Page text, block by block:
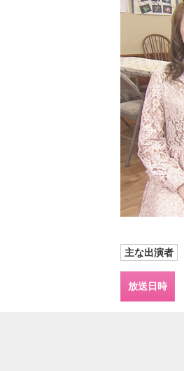
主な出演者
放送日時